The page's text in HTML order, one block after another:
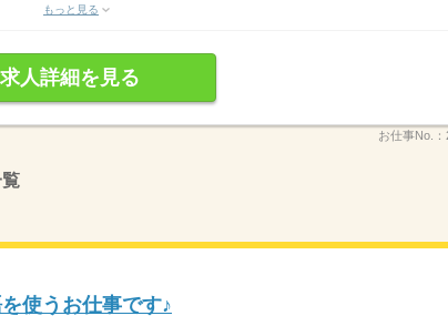
もっと見る
求人詳細を見る
お仕事No.：
使うお仕事です♪